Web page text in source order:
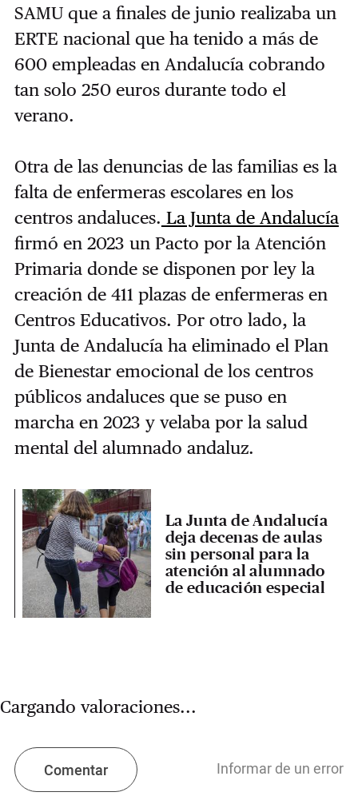
SAMU que a finales de junio realizaba un
ERTE nacional que ha tenido a más de
600 empleadas en Andalucía cobrando
tan solo 250 euros durante todo el
verano.
Otra de las denuncias de las familias es la
falta de enfermeras escolares en los
centros andaluces. La Junta de Andalucía
firmó en 2023 un Pacto por la Atención
Primaria donde se disponen por ley la
creación de 411 plazas de enfermeras en
Centros Educativos. Por otro lado, la
Junta de Andalucía ha eliminado el Plan
de Bienestar emocional de los centros
públicos andaluces que se puso en
marcha en 2023 y velaba por la salud
mental del alumnado andaluz.
La Junta de Andalucía
deja decenas de aulas
sin personal para la
atención al alumnado
de educación especial
Cargando valoraciones...
Comentar Informar de un error